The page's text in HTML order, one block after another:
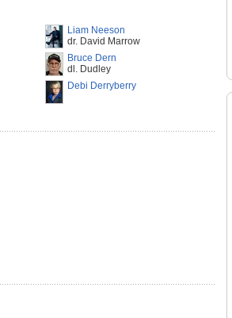
Liam Neeson
dr. David Marrow
Bruce Dern
dl. Dudley
Debi Derryberry